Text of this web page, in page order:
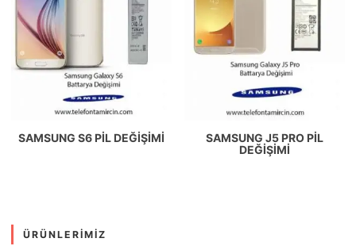
SAMSUNG S6 PIL DEĞIŞIMI
SAMSUNG J5 PRO PIL
DEĞIŞIMI
ÜRÜNLERIMIZ